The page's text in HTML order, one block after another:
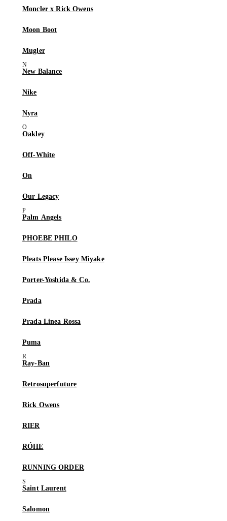
Moncler x Rick Owens
Moon Boot
Mugler
New Balance
Nike
Nyra
Oakley
Off-White
On
Our Legacy
Palm Angels
PHOEBE PHILO
Pleats Please Issey Miyake
Porter-Yoshida & Co.
Prada
Prada Linea Rossa
Puma
Ray-Ban
Retrosuperfuture
Rick Owens
RIER
RÓHE
RUNNING ORDER
Saint Laurent
Salomon